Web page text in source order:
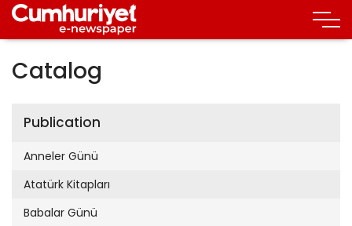
Catalog
Publication
Anneler Günü
Atatürk Kitapları
Babalar Günü